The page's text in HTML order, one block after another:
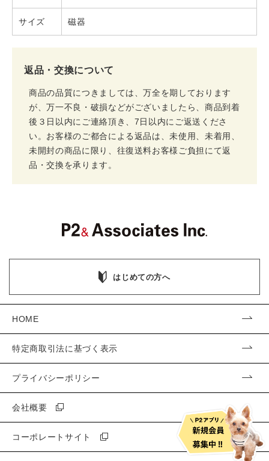
サイズ 磁器
返品・交換について
商品の品質につきましては、万全を期しております
が、万一不良・破損などがございましたら、商品到着
後３日以内にご連絡頂き、7日以内にご返送くださ
い。お客様のご都合による返品は、未使用、未着用、
未開封の商品に限り、往復送料お客様ご負担にて返
品・交換を承ります。
はじめての方へ
HOME
特定商取引法に基づく表示
プライバシーポリシー
会社概要
コーポレートサイト